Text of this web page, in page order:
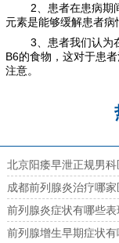
2、患者在患病期
元素是能够缓解患者病
3、患者我们认为
B6的食物，这对于患
注意。
北京阳痿早泄正规男
成都前列腺炎治疗哪
前列腺炎症状有哪些
前列腺增生早期症状